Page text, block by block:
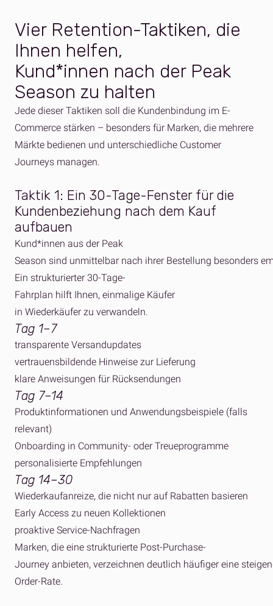
Vier Retention-Taktiken, die
Ihnen helfen,
Kund*innen nach der Peak
Season zu halten
Jede dieser Taktiken soll die Kundenbindung im E-
Commerce stärken – besonders für Marken, die mehrere
Märkte bedienen und unterschiedliche Customer
Journeys managen.
Taktik 1: Ein 30-Tage-Fenster für die
Kundenbeziehung nach dem Kauf
aufbauen
Kund*innen aus der Peak
Season sind unmittelbar nach ihrer Bestellung besonders
Ein strukturierter 30-Tage-
Fahrplan hilft Ihnen, einmalige Käufer
in Wiederkäufer zu verwandeln.
Tag 1–7
transparente Versandupdates
vertrauensbildende Hinweise zur Lieferung
klare Anweisungen für Rücksendungen
Tag 7–14
Produktinformationen und Anwendungsbeispiele (falls
relevant)
Onboarding in Community- oder Treueprogramme
personalisierte Empfehlungen
Tag 14–30
Wiederkaufanreize, die nicht nur auf Rabatten basieren
Early Access zu neuen Kollektionen
proaktive Service-Nachfragen
Marken, die eine strukturierte Post-Purchase-
Journey anbieten, verzeichnen deutlich häufiger eine
Order-Rate.